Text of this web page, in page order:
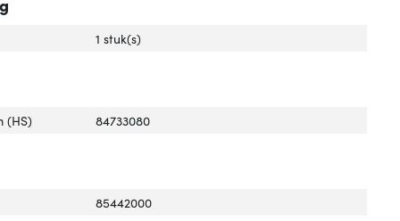
1 stuk(s)
(HS) 84733080
85442000